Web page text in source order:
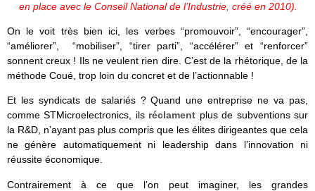
en place avec le Conseil National de l’Industrie, créé en 2010).
On le voit très bien ici, les verbes “promouvoir”, “encourager”,
“améliorer”, “mobiliser”, “tirer parti”, “accélérer” et “renforcer”
sonnent creux ! Ils ne veulent rien dire. C’est de la rhétorique, de la
méthode Coué, trop loin du concret et de l’actionnable !
Et les syndicats de salariés ?Quand une entreprise ne va pas,
comme STMicroelectronics, ils réclament plus de subventions sur
la R&D, n’ayant pas plus compris que les élites dirigeantes que cela
ne génère automatiquement ni leadership dans l’innovation ni
réussite économique.
Contrairement à ce que l’on peut imaginer, les grandes